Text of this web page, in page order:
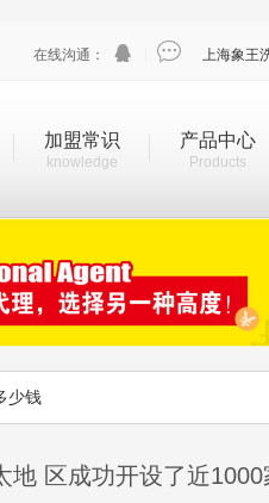
在线沟通：   上海象王
加盟常识
knowledge
产品中心
Products
少钱
区成功开设了近